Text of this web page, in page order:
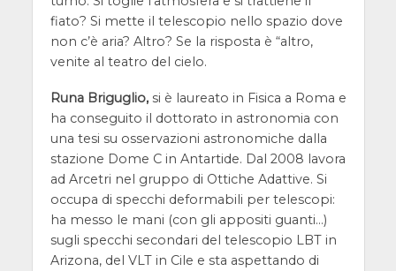
fiato? Si mette il telescopio nello spazio dove
non c’è aria? Altro? Se la risposta è “altro,
venite al teatro del cielo.
Runa Briguglio, si è laureato in Fisica a Roma e
ha conseguito il dottorato in astronomia con
una tesi su osservazioni astronomiche dalla
stazione Dome C in Antartide. Dal 2008 lavora
ad Arcetri nel gruppo di Ottiche Adattive. Si
occupa di specchi deformabili per telescopi:
ha messo le mani (con gli appositi guanti…)
sugli specchi secondari del telescopio LBT in
Arizona, del VLT in Cile e sta aspettando di